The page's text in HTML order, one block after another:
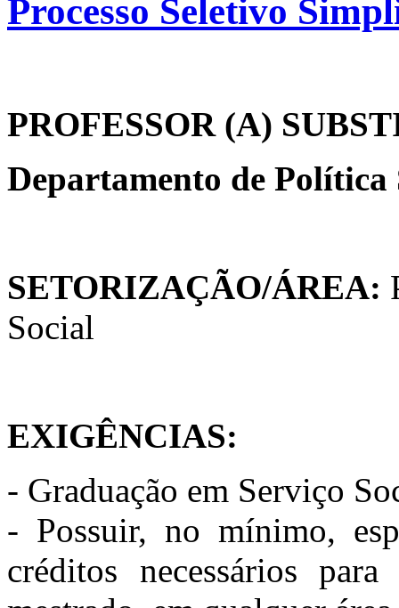
Processo Seletivo
PROFESSOR (A)
Departamento de
SETORIZAÇÃO/ÁREA:
Social
EXIGÊNCIAS:
- Graduação em Serviço
- Possuir, no mínimo,
créditos necessários